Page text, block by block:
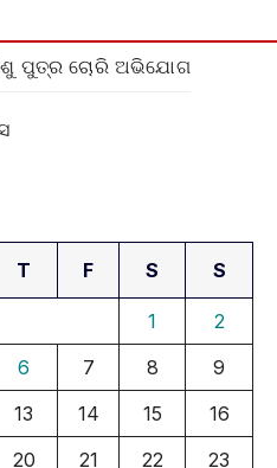
ପୁତ୍ର ଚୋରି ଅଭିଯୋଗ
T F S S
1
2
6 7 8
9
13 14 15
16
20 21 22
23